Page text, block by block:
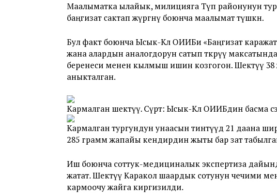
жаңылыктары
Маалыматка ылайык, милицияга Түп районунун
баңгизат сактап жүргөнү боюнча маалымат түшкөн.
Бул факт боюнча Ысык-Көл ОИИБи «Баңгизат
жана алардын аналогдорун сатып өткөрүү
беренеси менен кылмыш ишин козгогон. Шектүү 38
аныкталган.
Кармалган шектүү. Сүрөт: Ысык-Көл ОИИБдин басма
Кармалган тургундун унаасын тинтүүдө 21 даана
285 грамм жапайы кендирдин жыты бар зат
Иш боюнча соттук-медициналык экспертиза
жатат. Шектүү Каракол шаардык сотунун чечими
кармоочу жайга киргизилди.